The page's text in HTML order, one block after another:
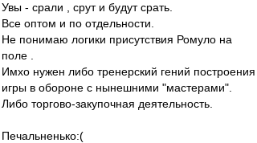
Увы - срали , срут и будут срать.
Все оптом и по отдельности.
Не понимаю логики присутствия Ромуло на
поле .
Имхо нужен либо тренерский гений построения
игры в обороне с нынешними "мастерами".
Либо торгово-закупочная деятельность.
Печальненько:(